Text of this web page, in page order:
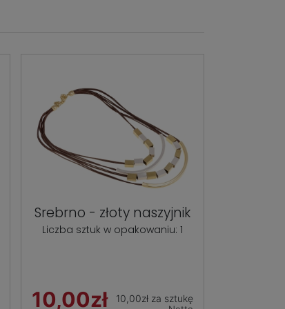
Srebrno - złoty naszyjnik
Liczba sztuk w opakowaniu: 1
10,00zł 10,00zł za sztukę